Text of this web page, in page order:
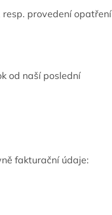
resp. provedení opatření
od naší poslední
fakturační údaje: